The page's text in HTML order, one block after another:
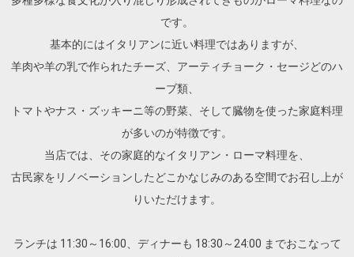
です。
基本的にはイタリアンに近い料理ではありますが、
羊肉や羊の乳で作られたチーズ、アーティチョーク・セージどのハ
ーブ類、
トマトやナス・ズッキーニ等の野菜、そして臓物を使った家庭料理
が多いのが特徴です。
当店では、その家庭的なイタリアン・ローマ料理を、
古民家をリノベーションしたどこかなじみのある空間でお召し上が
りいただけます。
ランチは 11:30～16:00、ディナーも 18:30～24:00 までおこなって